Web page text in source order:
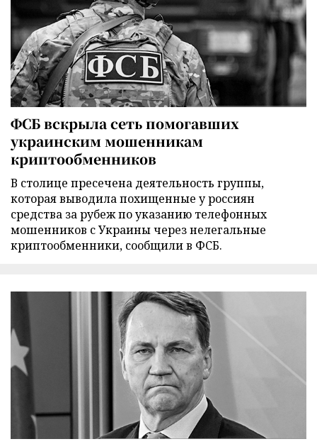
ФСБ вскрыла сеть помогавших
украинским мошенникам
криптообменников
В столице пресечена деятельность группы,
которая выводила похищенные у россиян
средства за рубеж по указанию телефонных
мошенников с Украины через нелегальные
криптообменники, сообщили в ФСБ.